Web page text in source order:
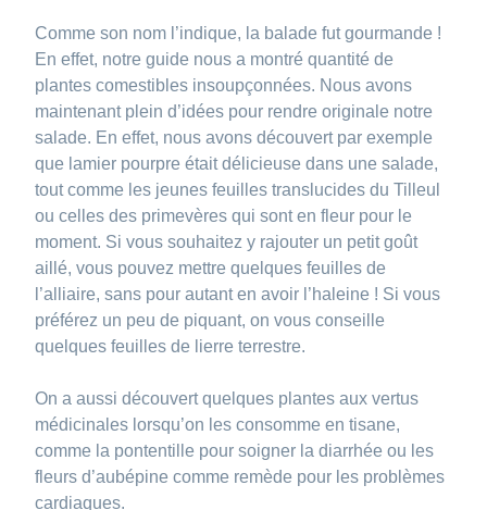
Comme son nom l’indique, la balade fut gourmande !
En effet, notre guide nous a montré quantité de
plantes comestibles insoupçonnées. Nous avons
maintenant plein d’idées pour rendre originale notre
salade. En effet, nous avons découvert par exemple
que lamier pourpre était délicieuse dans une salade,
tout comme les jeunes feuilles translucides du Tilleul
ou celles des primevères qui sont en fleur pour le
moment. Si vous souhaitez y rajouter un petit goût
aillé, vous pouvez mettre quelques feuilles de
l’alliaire, sans pour autant en avoir l’haleine ! Si vous
préférez un peu de piquant, on vous conseille
quelques feuilles de lierre terrestre.
On a aussi découvert quelques plantes aux vertus
médicinales lorsqu’on les consomme en tisane,
comme la pontentille pour soigner la diarrhée ou les
fleurs d’aubépine comme remède pour les problèmes
cardiaques.